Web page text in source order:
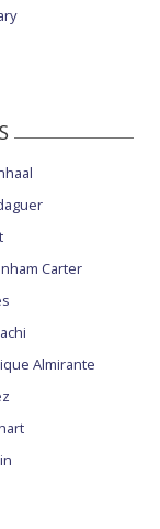
Carter
Almirante